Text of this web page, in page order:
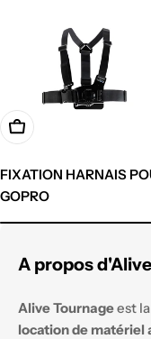
Ajouter à votre
FIXATION HARNAIS
GOPRO
A propos
Alive Tournageest
location de matériel